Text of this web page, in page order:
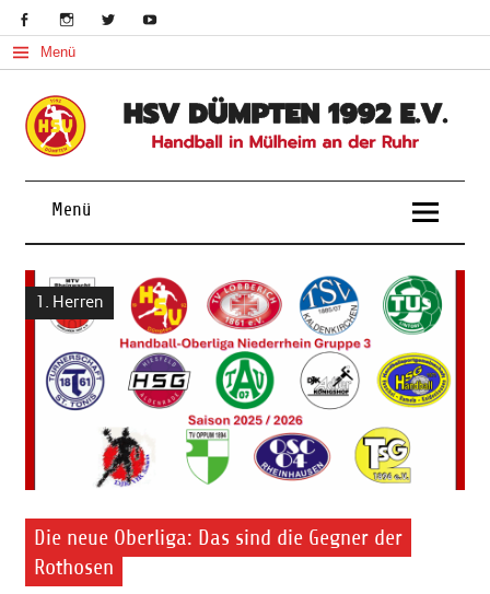
content
Menü
Handball in Mülheim an der Ruhr
Menü
1. Herren
Die neue Oberliga: Das sind die Gegner der
Rothosen